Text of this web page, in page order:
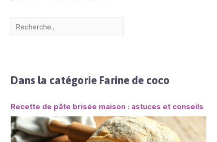
Dans la catégorie Farine de coco
Recette de pâte brisée maison : astuces et conseils